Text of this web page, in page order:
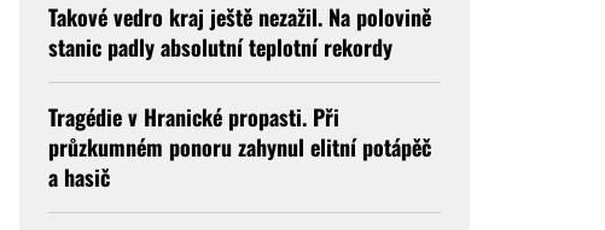
Takové vedro kraj ještě nezažil. Na polovině
stanic padly absolutní teplotní rekordy
Tragédie v Hranické propasti. Při
průzkumném ponoru zahynul elitní potápěč
a hasič